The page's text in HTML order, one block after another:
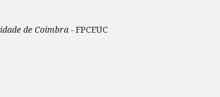
de Coimbra - FPCEUC